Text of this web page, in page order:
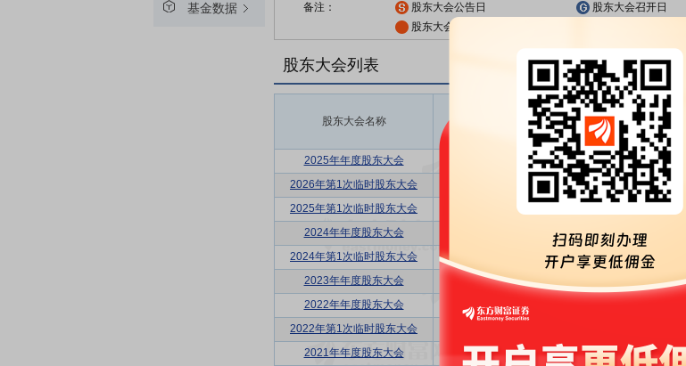
基金数据 备注： 股东大会公告日 股东大会召开日
股东大会公告日前一交易日
股东大会列表
股东大会名称 议题涉及内容
召开时间
开始日
2025年年度股东大会 利润分配方案 2026/04/24
2026年第1次临时股东大会
关联交易议案 2026/03/26
2025年第1次临时股东大会
购并,关联交易议案,利润分配方...
2024年年度股东大会
关联交易议案,利润分配方案 2025/04/28
2024年第1次临时股东大会
发行公司债券的议案 2024/12/16
2023年年度股东大会
关联交易议案,利润分配方案 2024/05/10
2022年年度股东大会
关联交易议案,利润分配方案,年...
2022年第1次临时股东大会
2021年年度股东大会
关联交易议案,利润分配方案 2022/04/25